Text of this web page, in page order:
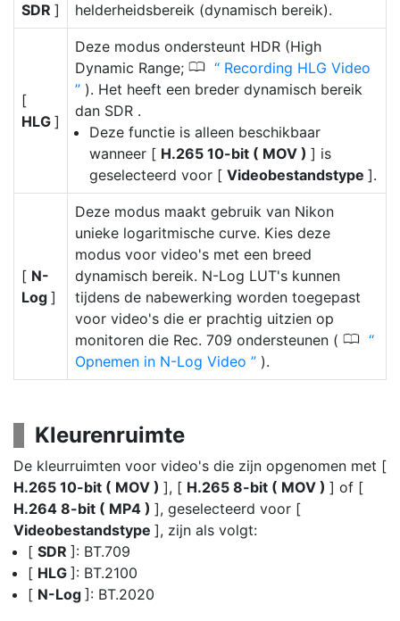
SDR ]
helderheidsbereik (dynamisch bereik).
[
HLG ]
Deze modus ondersteunt HDR (High
Dynamic Range; 0
Recording HLG Video
). Het heeft een breder dynamisch bereik
dan SDR .
Deze functie is alleen beschikbaar
wanneer [ H.265 10-bit ( MOV ) ] is
geselecteerd voor [ Videobestandstype ].
[ N-
Log ]
Deze modus maakt gebruik van Nikon
unieke logaritmische curve. Kies deze
modus voor video's met een breed
dynamisch bereik. N-Log LUT's kunnen
tijdens de nabewerking worden toegepast
voor video's die er prachtig uitzien op
monitoren die Rec. 709 ondersteunen ( 0
Opnemen in N-Log Video ).
Kleurenruimte
De kleurruimten voor video's die zijn opgenomen met [
H.265 10-bit ( MOV ) ], [ H.265 8-bit ( MOV ) ] of [
H.264 8-bit ( MP4 ) ], geselecteerd voor [
Videobestandstype ], zijn als volgt:
[ SDR ]: BT.709
[ HLG ]: BT.2100
[ N-Log ]: BT.2020